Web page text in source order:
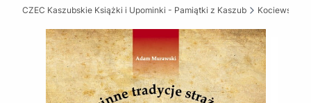
CZEC Kaszubskie Książki i Upominki - Pamiątki z Kaszub Kociewskie